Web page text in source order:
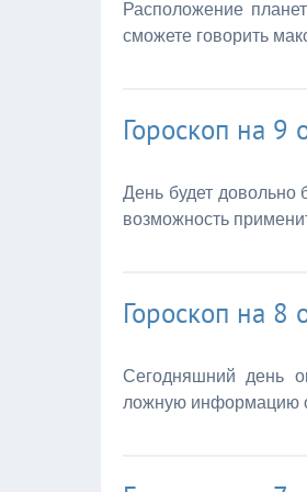
Расположение
сможете говорить
Гороскоп на 9
День будет довольно
возможность
Гороскоп на 8
Сегодняшний день
ложную информацию